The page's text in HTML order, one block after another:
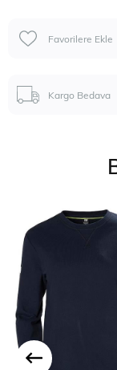
Favorilere Ekle
Kargo Bedava